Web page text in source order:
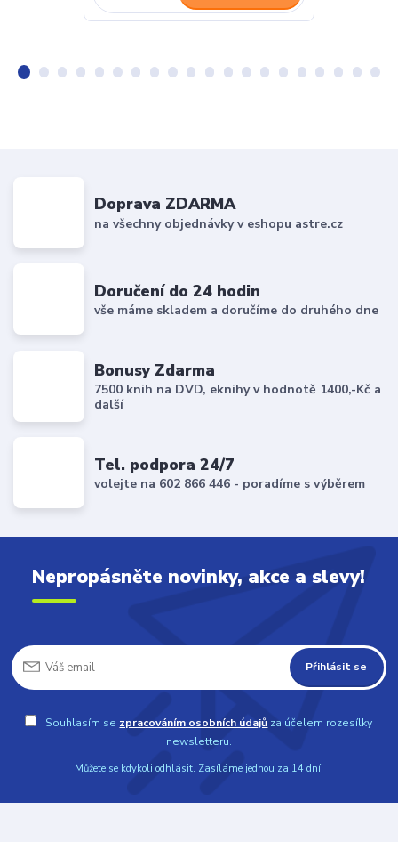
Doprava ZDARMA
na všechny objednávky v eshopu astre.cz
Doručení do 24 hodin
vše máme skladem a doručíme do druhého dne
Bonusy Zdarma
7500 knih na DVD, eknihy v hodnotě 1400,-Kč a
další
Tel. podpora 24/7
volejte na 602 866 446 - poradíme s výběrem
Nepropásněte novinky, akce a slevy!
Přihlásit se
Souhlasím se zpracováním osobních údajů za účelem rozesílky
newsletteru.
Můžete se kdykoli odhlásit. Zasíláme jednou za 14 dní.